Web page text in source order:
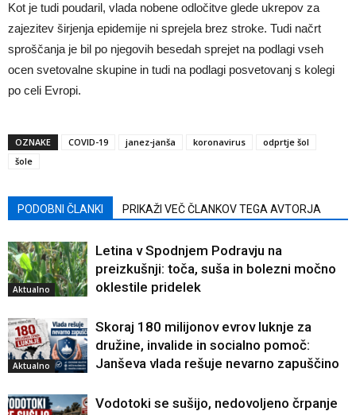
Kot je tudi poudaril, vlada nobene odločitve glede ukrepov za
zajezitev širjenja epidemije ni sprejela brez stroke. Tudi načrt
sproščanja je bil po njegovih besedah sprejet na podlagi vseh
ocen svetovalne skupine in tudi na podlagi posvetovanj s kolegi
po celi Evropi.
OZNAKE COVID-19 janez-janša koronavirus
odprtje šol
šole
PODOBNI ČLANKI PRIKAŽI VEČ ČLANKOV TEGA AVTORJA
Aktualno
Letina v Spodnjem Podravju na
preizkušnji: toča, suša in bolezni močno
oklestile pridelek
Aktualno
Skoraj 180 milijonov evrov luknje za
družine, invalide in socialno pomoč:
Janševa vlada rešuje nevarno zapuščino
Vodotoki se sušijo, nedovoljeno črpanje